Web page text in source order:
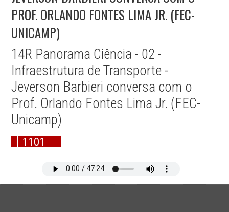
PROF. ORLANDO FONTES LIMA JR. (FEC-
UNICAMP)
14R Panorama Ciência - 02 -
Infraestrutura de Transporte -
Jeverson Barbieri conversa com o
Prof. Orlando Fontes Lima Jr. (FEC-
Unicamp)
1101